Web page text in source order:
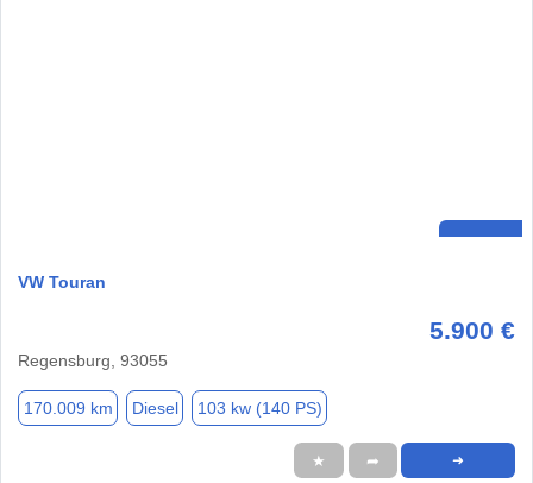
VW Touran
5.900 €
Regensburg, 93055
170.009 km Diesel 103 kw (140 PS)
★ ➦ ➜